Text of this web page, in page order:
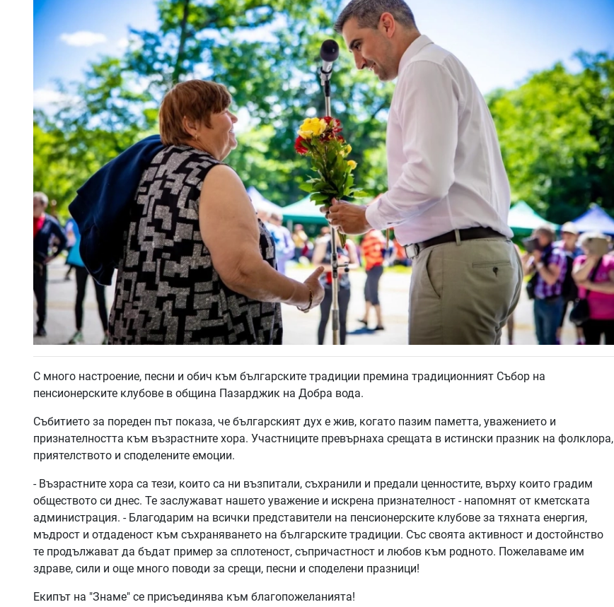
С много настроение, песни и обич към българските традиции премина традиционният Събор на
пенсионерските клубове в община Пазарджик на Добра вода.
Събитието за пореден път показа, че българският дух е жив, когато пазим паметта, уважението и
признателността към възрастните хора. Участниците превърнаха срещата в истински празник на фолклора,
приятелството и споделените емоции.
- Възрастните хора са тези, които са ни възпитали, съхранили и предали ценностите, върху които градим
обществото си днес. Те заслужават нашето уважение и искрена признателност - напомнят от кметската
администрация. - Благодарим на всички представители на пенсионерските клубове за тяхната енергия,
мъдрост и отдаденост към съхраняването на българските традиции. Със своята активност и достойнство
те продължават да бъдат пример за сплотеност, съпричастност и любов към родното. Пожелаваме им
здраве, сили и още много поводи за срещи, песни и споделени празници!
Екипът на "Знаме" се присъединява към благопожеланията!